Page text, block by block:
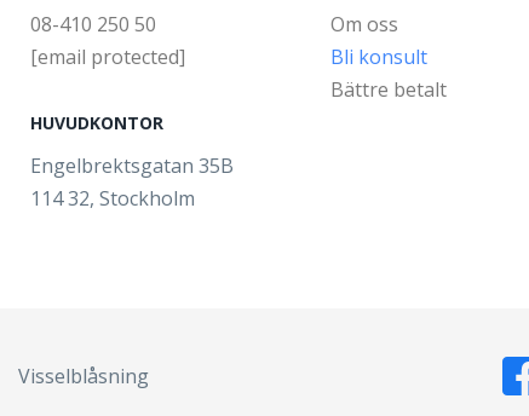
08-410 250 50
[email protected]
HUVUDKONTOR
Engelbrektsgatan 35B
114 32, Stockholm
Om oss
Bli konsult
Bättre betalt
Visselblåsning